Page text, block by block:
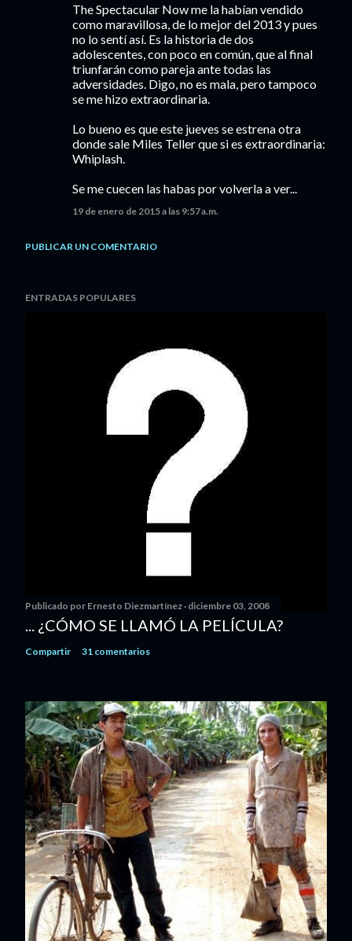
The Spectacular Now me la habían vendido
como maravillosa, de lo mejor del 2013 y pues
no lo sentí así. Es la historia de dos
adolescentes, con poco en común, que al final
triunfarán como pareja ante todas las
adversidades. Digo, no es mala, pero tampoco
se me hizo extraordinaria.
Lo bueno es que este jueves se estrena otra
donde sale Miles Teller que si es extraordinaria:
Whiplash.
Se me cuecen las habas por volverla a ver...
19 de enero de 2015 a las 9:57 a.m.
PUBLICAR UN COMENTARIO
ENTRADAS POPULARES
Publicado por Ernesto Diezmartínez diciembre 03, 2008
... ¿CÓMO SE LLAMÓ LA PELÍCULA?
Compartir 31 comentarios